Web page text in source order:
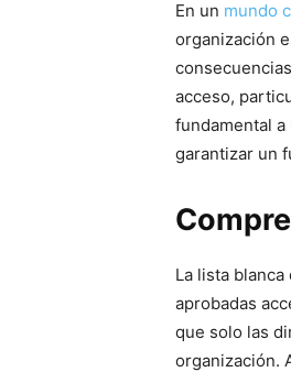
En un mundo
organización
acceso,
fundamental
garantizar un
La lista
aprobadas
que solo las
organización.